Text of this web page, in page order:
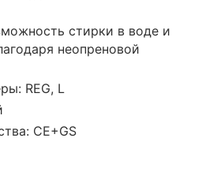
стирки в воде и
неопреновой
REG, L
CE+GS